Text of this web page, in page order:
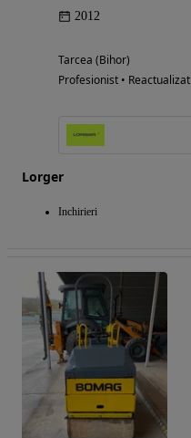
2012
Tarcea (Bihor)
Profesionist • Reactualizat
Lorger
Inchirieri